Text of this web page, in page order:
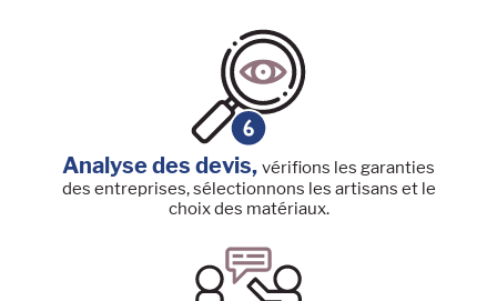
Analyse des devis, vérifions les garanties
des entreprises, sélectionnons les artisans et le
choix des matériaux.